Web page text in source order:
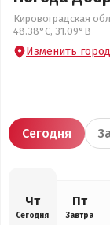
Кировоградская
48.38°С, 31.09°В
Изменить город
Сегодня
Чт
Сегодня
Пт
Завтра